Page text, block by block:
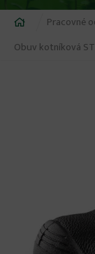
sa
Pracovné
Obuv kotníková